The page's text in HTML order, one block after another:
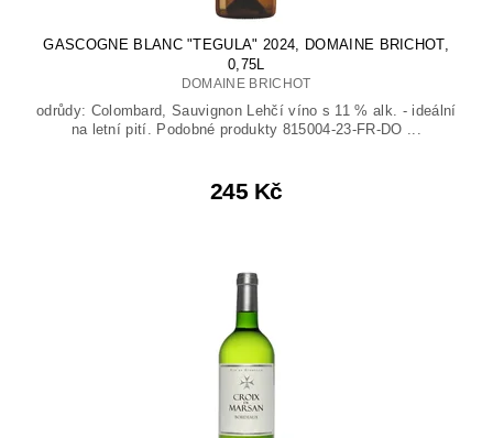
GASCOGNE BLANC "TEGULA" 2024, DOMAINE BRICHOT,
0,75L
DOMAINE BRICHOT
odrůdy: Colombard, Sauvignon Lehčí víno s 11 % alk. - ideální
na letní pití. Podobné produkty 815004-23-FR-DO ...
245 Kč